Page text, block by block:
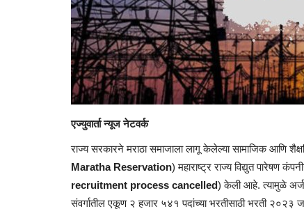
एज्युवार्ता न्यूज नेटवर्क
राज्य सरकारने मराठा समाजाला लागू केलेल्या सामाजिक आणि
Maratha Reservation) महाराष्ट्र राज्य विद्युत पारेषण
recruitment process cancelled) केली आहे. त्यामुळे अर्ज
संवर्गातील एकूण २ हजार ५४१ पदांच्या भरतीसाठी भरती २०२३